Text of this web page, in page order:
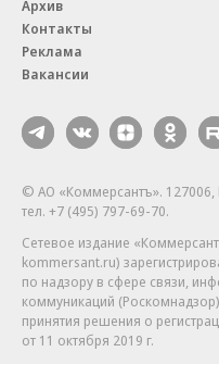
Архив
Контакты
Реклама
Вакансии
© АО «Коммерсантъ».
тел. +7 (495) 797-69-70.
Сетевое издание
kommersant.ru)
по надзору в сфере связи,
коммуникаций
принятия решения о
от 11 октября 2019 г.